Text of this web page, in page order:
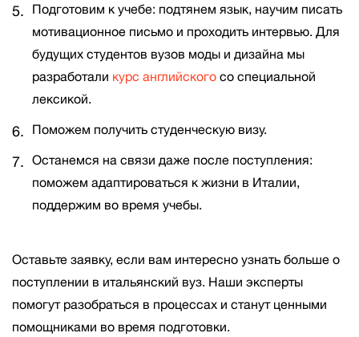
Подготовим к учебе: подтянем язык, научим писать
мотивационное письмо и проходить интервью. Для
будущих студентов вузов моды и дизайна мы
разработали курс английскогосо специальной
лексикой.
Поможем получить студенческую визу.
Останемся на связи даже после поступления:
поможем адаптироваться к жизни в Италии,
поддержим во время учебы.
Оставьте заявку, если вам интересно узнать больше о
поступлении в итальянский вуз. Наши эксперты
помогут разобраться в процессах и станут ценными
помощниками во время подготовки.